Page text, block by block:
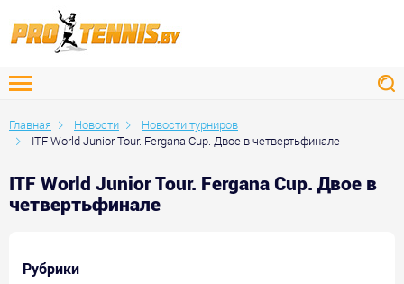
Главная Новости
Новости турниров
ITF World Junior Tour. Fergana Cup. Двое в четвертьфинале
ITF World Junior Tour. Fergana Cup. Двое в
четвертьфинале
Рубрики